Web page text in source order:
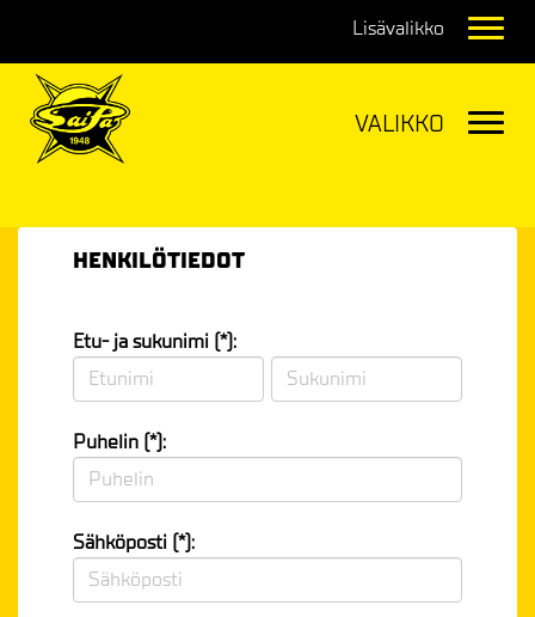
HENKILÖTIEDOT
Etu- ja sukunimi (*):
Puhelin (*):
Sähköposti (*):